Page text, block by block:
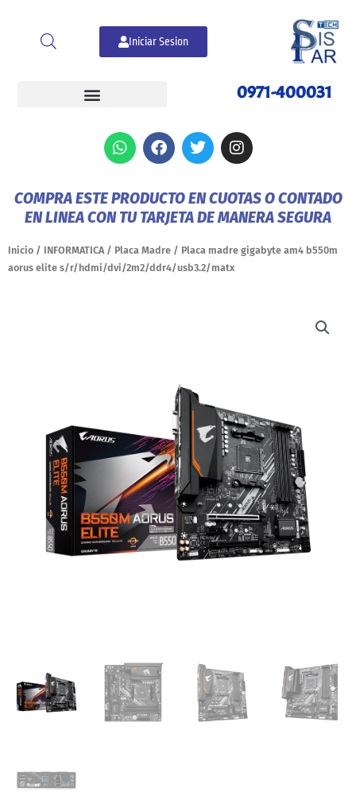
contenido
Iniciar Sesion
0971-400031
W
h
s
a
p
F
a
b
o
k
T
w
t
e
I
n
a
g
a
COMPRA ESTE PRODUCTO EN CUOTAS O CONTADO
EN LINEA CON TU TARJETA DE MANERA SEGURA
Inicio / INFORMATICA / Placa Madre / Placa madre gigabyte am4 b550m
aorus elite s/r/hdmi/dvi/2m2/ddr4/usb3.2/matx